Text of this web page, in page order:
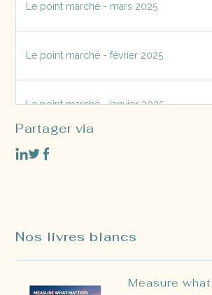
Le point marché - mars 2025
Le point marché - février 2025
Le point marché - janvier 2025
Le point marché - décembre 2024
Partager via
Nos livres blancs
Measure